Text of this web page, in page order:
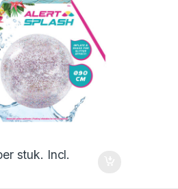
stuk. Incl.